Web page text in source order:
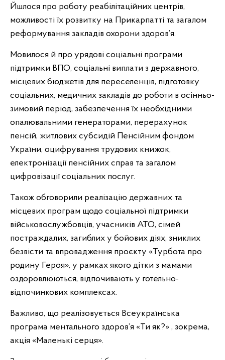
Йшлося про роботу реабілітаційних центрів,
можливості їх розвитку на Прикарпатті та загалом
реформування закладів охорони здоров’я.
Мовилося й про урядові соціальні програми
підтримки ВПО, соціальні виплати з державного,
місцевих бюджетів для переселенців, підготовку
соціальних, медичних закладів до роботи в осінньо-
зимовий період, забезпечення їх необхідними
опалювальними генераторами, перерахунок
пенсій, житлових субсидій Пенсійним фондом
України, оцифрування трудових книжок,
електронізації пенсійних справ та загалом
цифровізації соціальних послуг.
Також обговорили реалізацію державних та
місцевих програм щодо соціальної підтримки
військовослужбовців, учасників АТО, сімей
постраждалих, загиблих у бойових діях, зниклих
безвісти та впровадження проєкту «Турбота про
родину Героя», у рамках якого дітки з мамами
оздоровлюються, відпочивають у готельно-
відпочинкових комплексах.
Важливо, що реалізовується Всеукраїнська
програма ментального здоров’я «Ти як?» , зокрема,
акція «Маленькі серця».